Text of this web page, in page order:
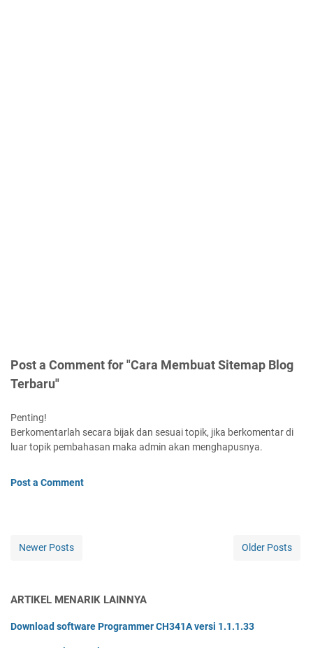
Post a Comment for "Cara Membuat Sitemap Blog
Terbaru"
Penting!
Berkomentarlah secara bijak dan sesuai topik, jika berkomentar di
luar topik pembahasan maka admin akan menghapusnya.
Post a Comment
Newer Posts Older Posts
ARTIKEL MENARIK LAINNYA
Download software Programmer CH341A versi 1.1.1.33